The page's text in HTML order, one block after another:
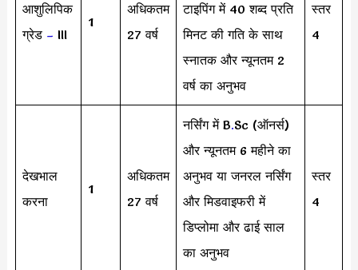
आशुलिपिक
ग्रेड – III
1
अधिकतम
27 वर्ष
टाइपिंग में 40 शब्द प्रति
मिनट की गति के साथ
स्नातक और न्यूनतम 2
वर्ष का अनुभव
स्तर
4
देखभाल
करना
1
अधिकतम
27 वर्ष
नर्सिंग में B.Sc (ऑनर्स)
और न्यूनतम 6 महीने का
अनुभव या जनरल नर्सिंग
और मिडवाइफरी में
डिप्लोमा और ढाई साल
का अनुभव
स्तर
4